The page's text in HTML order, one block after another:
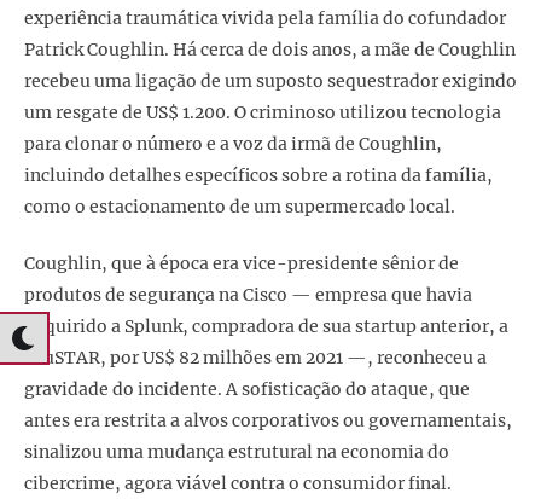
experiência traumática vivida pela família do cofundador
Patrick Coughlin. Há cerca de dois anos, a mãe de Coughlin
recebeu uma ligação de um suposto sequestrador exigindo
um resgate de US$ 1.200. O criminoso utilizou tecnologia
para clonar o número e a voz da irmã de Coughlin,
incluindo detalhes específicos sobre a rotina da família,
como o estacionamento de um supermercado local.
Coughlin, que à época era vice-presidente sênior de
produtos de segurança na Cisco — empresa que havia
adquirido a Splunk, compradora de sua startup anterior, a
TruSTAR, por US$ 82 milhões em 2021 —, reconheceu a
gravidade do incidente. A sofisticação do ataque, que
antes era restrita a alvos corporativos ou governamentais,
sinalizou uma mudança estrutural na economia do
cibercrime, agora viável contra o consumidor final.